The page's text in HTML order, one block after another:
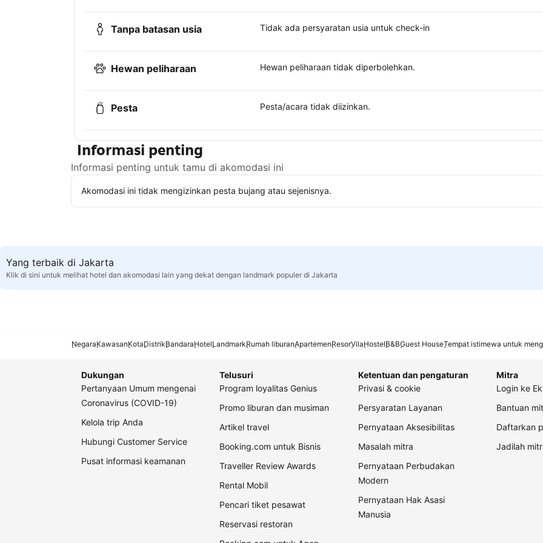
Tanpa batasan usia Tidak ada persyaratan usia untuk check-in
Hewan peliharaan Hewan peliharaan tidak diperbolehkan.
Pesta Pesta/acara tidak diizinkan.
Informasi penting
Informasi penting untuk tamu di akomodasi ini
Akomodasi ini tidak mengizinkan pesta bujang atau sejenisnya.
Yang terbaik di Jakarta
Klik di sini untuk melihat hotel dan akomodasi lain yang dekat dengan landmark populer di Jakarta
NegaraKawasanKotaDistrikBandaraHotelLandmarkRumah liburanApartemenResorVilaHostelB&BGuest HouseTempat istimewa untuk
Dukungan
Pertanyaan Umum mengenai
Coronavirus (COVID-19)
Kelola trip Anda
Hubungi Customer Service
Pusat informasi keamanan
Telusuri
Program loyalitas Genius
Promo liburan dan musiman
Artikel travel
Booking.com untuk Bisnis
Traveller Review Awards
Rental Mobil
Pencari tiket pesawat
Reservasi restoran
Ketentuan dan pengaturan
Privasi & cookie
Persyaratan Layanan
Pernyataan Aksesibilitas
Masalah mitra
Pernyataan Perbudakan
Modern
Pernyataan Hak Asasi
Manusia
Mitra
Login ke
Bantuan
Daftarkan
Jadilah